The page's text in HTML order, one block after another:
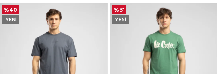
%40
YENI
%31
YENI